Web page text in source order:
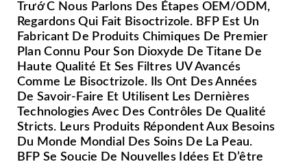
Trướ C Nous Parlons Des Étapes OEM/ODM,
Regardons Qui Fait Bisoctrizole. BFP Est Un
Fabricant De Produits Chimiques De Premier
Plan Connu Pour Son Dioxyde De Titane De
Haute Qualité Et Ses Filtres UV Avancés
Comme Le Bisoctrizole. Ils Ont Des Années
De Savoir-Faire Et Utilisent Les Dernières
Technologies Avec Des Contrôles De Qualité
Stricts. Leurs Produits Répondent Aux Besoins
Du Monde Mondial Des Soins De La Peau.
BFP Se Soucie De Nouvelles Idées Et D’être